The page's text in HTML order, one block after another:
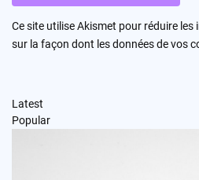
Ce site utilise Akismet pour réduire les
sur la façon dont les données de vos
Latest
Popular